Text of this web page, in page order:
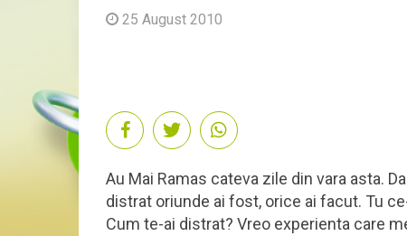
25 August 2010
Au Mai Ramas cateva zile din vara asta.
distrat oriunde ai fost, orice ai facut. Tu
Cum te-ai distrat? Vreo experienta care